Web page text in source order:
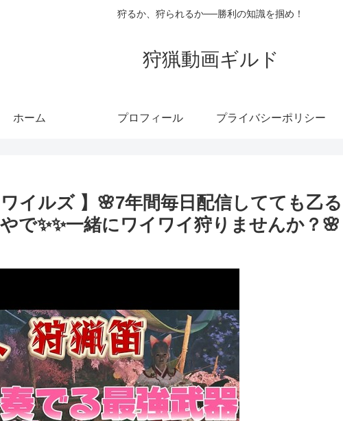
狩るか、狩られるか──勝利の知識を掴め！
狩猟動画ギルド
ホーム プロフィール プライバシーポリシー
イルズ 】🌸7年間毎日配信してても乙る
で✨✨一緒にワイワイ狩りませんか？🌸